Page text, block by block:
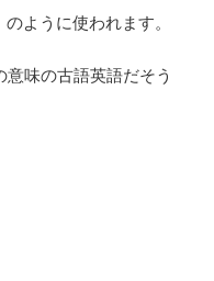
ように使われます。
味の古語英語だそう